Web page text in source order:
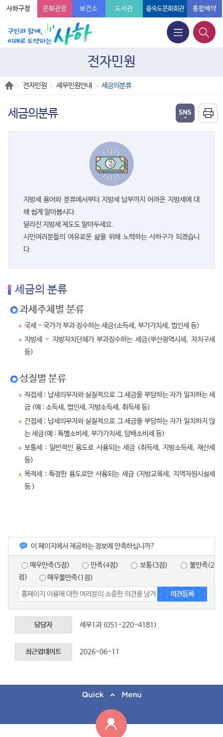
사하구청 문화관광 보건소 도서관 을숙도문화회관 통합예약
전자민원
전자민원 세무민원안내 세금의분류
세금의분류
지방세 용어와 분류에서부터 지방세 납부까지 어려운 지방세에 대
해 쉽게 알아봅시다.
달라진 지방세 제도도 알아두세요.
시민여러분들의 여유로운 삶을 위해 노력하는 사하구가 되겠습니
다.
세금의 분류
과세주체별 분류
국세 - 국가가 부과 징수하는 세금(소득세, 부가가치세, 법인세 등)
지방세 - 지방자치단체가 부과징수하는 세금(부산광역시세, 자치구세
등)
성질별 분류
직접세 : 납세의무자와 실질적으로 그 세금을 부담하는 자가 일치하는 세
금 (예 : 소득세, 법인세, 지방소득세, 취득세 등)
간접세 : 납세의무자와 실질적으로 그 세금을 부담하는 자가 일치하지 않
는 세금(예 : 특별소비세, 부가가치세, 담배소비세 등)
보통세 : 일반적인 용도로 사용되는 세금 (취득세, 지방소득세, 재산세
등)
목적세 : 특정한 용도로만 사용되는 세금 (지방교육세, 지역자원시설세
등 )
이 페이지에서 제공하는 정보에 만족하십니까?
매우만족(5점) 만족(4점) 보통(3점)
점)
매우불만족(1점)
담당자 세무1과 (051-220-4181)
최근업데이트 2026-06-11